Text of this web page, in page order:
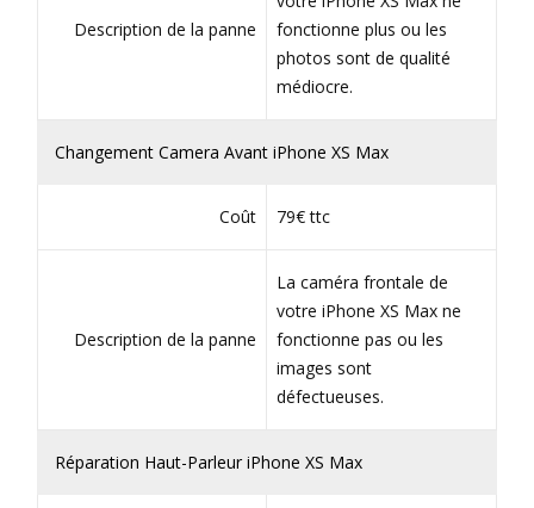
Description de la panne
fonctionne plus ou les
photos sont de qualité
médiocre.
Changement Camera Avant iPhone XS Max
Coût 79€ ttc
Description de la panne
La caméra frontale de
votre iPhone XS Max ne
fonctionne pas ou les
images sont
défectueuses.
Réparation Haut-Parleur iPhone XS Max